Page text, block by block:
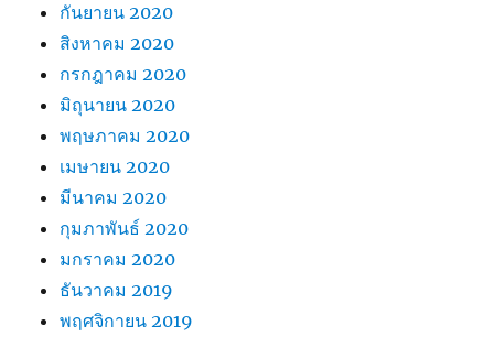
กันยายน 2020
สิงหาคม 2020
กรกฎาคม 2020
มิถุนายน 2020
พฤษภาคม 2020
เมษายน 2020
มีนาคม 2020
กุมภาพันธ์ 2020
มกราคม 2020
ธันวาคม 2019
พฤศจิกายน 2019